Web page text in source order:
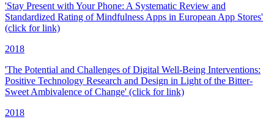
'Stay Present with Your Phone: A Systematic Review and
Standardized Rating of Mindfulness Apps in European App Stores'
(click for link)
2018
'The Potential and Challenges of Digital Well-Being Interventions:
Positive Technology Research and Design in Light of the Bitter-
Sweet Ambivalence of Change' (click for link)
2018